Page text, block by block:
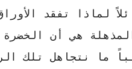
لماذا تفقد
هي أن الخضرة
ما نتجاهل تلك